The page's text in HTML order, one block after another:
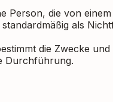
Person, die von
als
die Zwecke
Durchführung.